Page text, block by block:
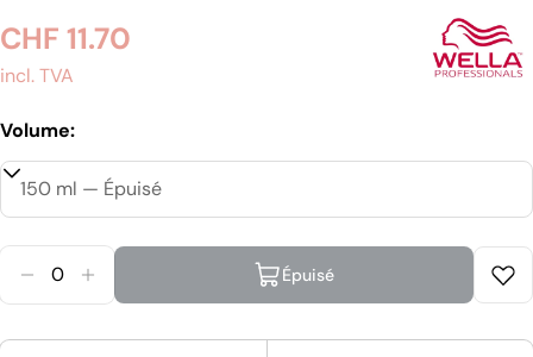
Prix
habituel
CHF 11.70
incl. TVA
Volume:
Diminuer La Quantité Pour Wella Invigo Sun
Augmenter La Quantité Pour Wella Invigo
Épuisé